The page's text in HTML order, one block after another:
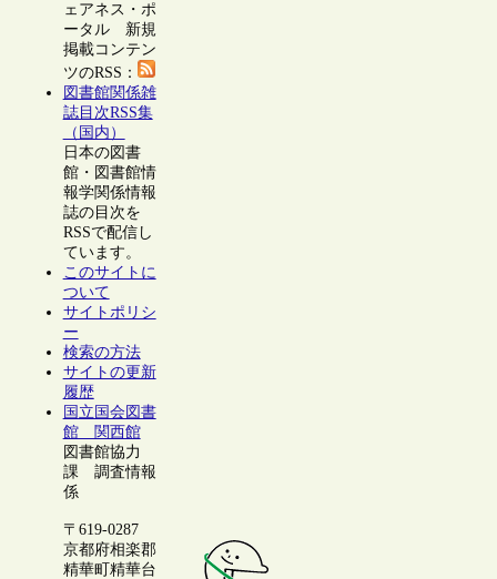
ェアネス・ポ
ータル 新規
掲載コンテン
ツのRSS：
図書館関係雑
誌目次RSS集
（国内）
日本の図書
館・図書館情
報学関係情報
誌の目次を
RSSで配信し
ています。
このサイトに
ついて
サイトポリシ
ー
検索の方法
サイトの更新
履歴
国立国会図書
館 関西館
図書館協力
課 調査情報
係
〒619-0287
京都府相楽郡
精華町精華台